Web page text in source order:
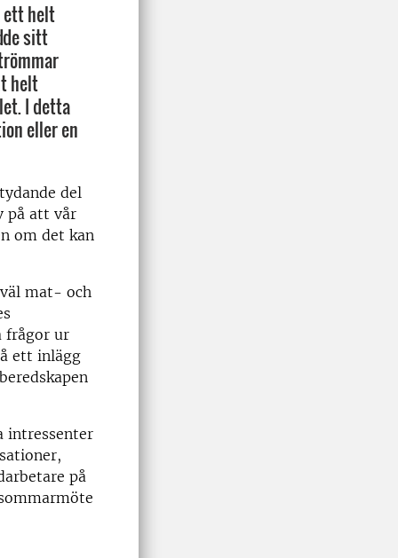
ett helt
sitt
helt
I detta
eller en
del
på att vår
om det kan
mat- och
frågor ur
ett inlägg
intressenter
på